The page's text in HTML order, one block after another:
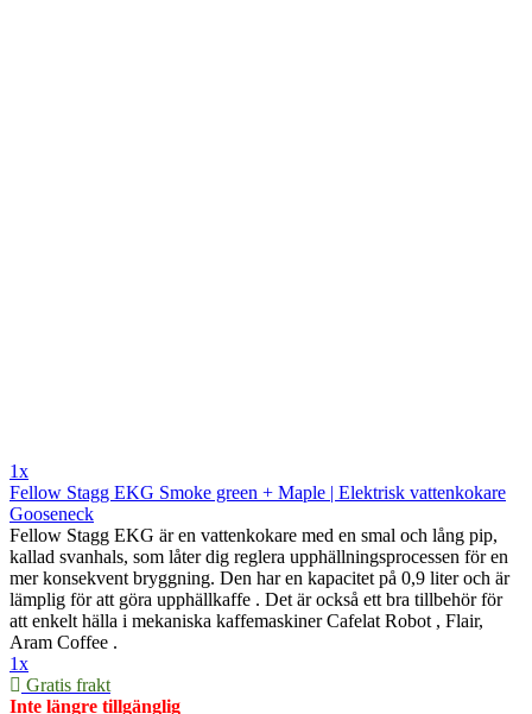
1x
Fellow Stagg EKG Smoke green + Maple | Elektrisk vattenkokare
Gooseneck
Fellow Stagg EKG är en vattenkokare med en smal och lång pip,
kallad svanhals, som låter dig reglera upphällningsprocessen för en
mer konsekvent bryggning. Den har en kapacitet på 0,9 liter och är
lämplig för att göra upphällkaffe . Det är också ett bra tillbehör för
att enkelt hälla i mekaniska kaffemaskiner Cafelat Robot , Flair,
Aram Coffee .
1x
Gratis frakt
Inte längre tillgänglig